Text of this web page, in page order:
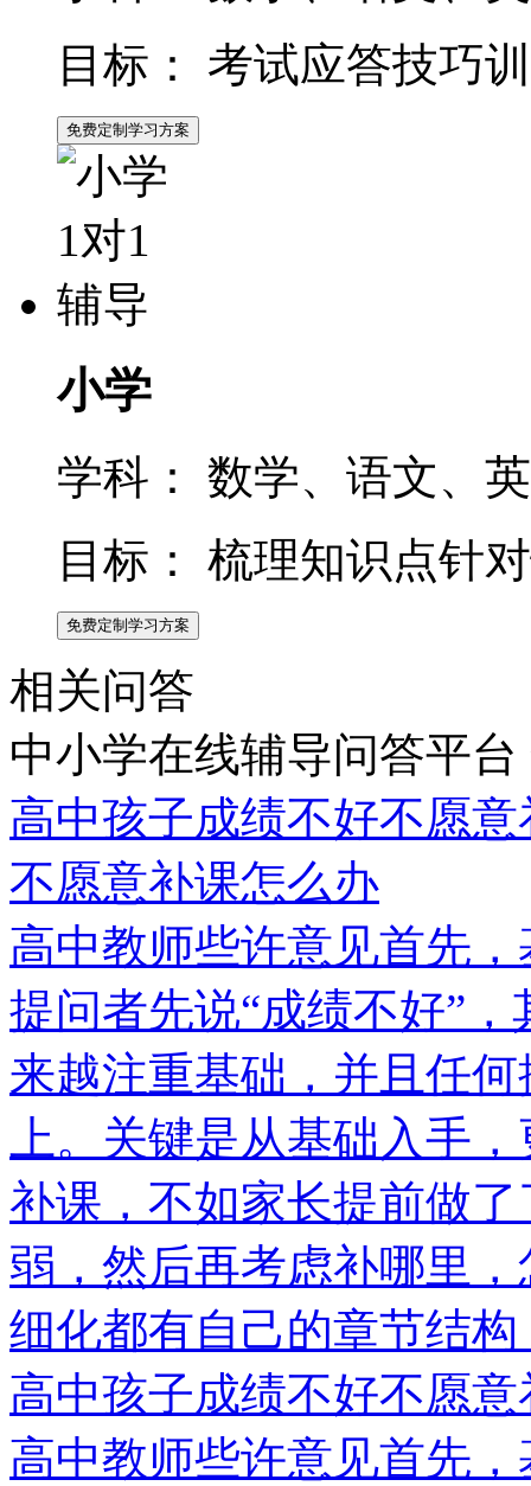
目标：
考试应答技巧
免费定制学习方案
小学
学科：
数学、语文、
目标：
梳理知识点针
免费定制学习方案
相关问答
中小学在线辅导问答平
高中孩子成绩不好不愿
不愿意补课怎么办
高中教师些许意见首先
提问者先说“成绩不好”
来越注重基础，并且任
上。关键是从基础入手
补课，不如家长提前做
弱，然后再考虑补哪里
细化都有自己的章节结
高中孩子成绩不好不愿
高中教师些许意见首先